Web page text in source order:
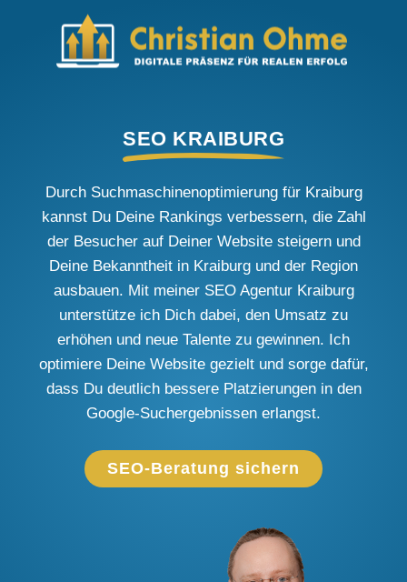
SEO KRAIBURG
Durch Suchmaschinenoptimierung für Kraiburg
kannst Du Deine Rankings verbessern, die Zahl
der Besucher auf Deiner Website steigern und
Deine Bekanntheit in Kraiburg und der Region
ausbauen. Mit meiner SEO Agentur Kraiburg
unterstütze ich Dich dabei, den Umsatz zu
erhöhen und neue Talente zu gewinnen. Ich
optimiere Deine Website gezielt und sorge dafür,
dass Du deutlich bessere Platzierungen in den
Google-Suchergebnissen erlangst.
SEO-Beratung sichern